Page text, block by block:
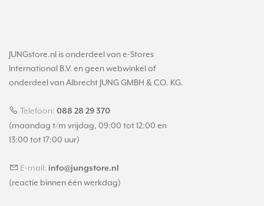
JUNGstore.nl is onderdeel van e-Stores
International B.V. en geen webwinkel of
onderdeel van Albrecht JUNG GMBH & CO. KG.
Telefoon: 088 28 29 370
(maandag t/m vrijdag, 09:00 tot 12:00 en
13:00 tot 17:00 uur)
E-mail: info@jungstore.nl
(reactie binnen één werkdag)